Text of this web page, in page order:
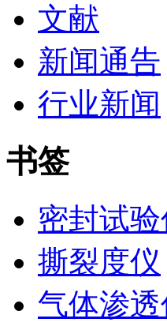
文献
新闻通告
行业新闻
书签
密封试验
撕裂度仪
气体渗透